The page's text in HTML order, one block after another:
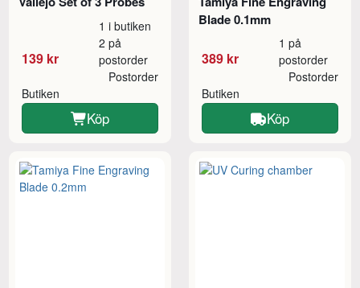
139 kr
1 i butiken
2 på
postorder
Butiken
Postorder
Köp
Blade 0.1mm
389 kr
1 på
postorder
Butiken
Postorder
Köp